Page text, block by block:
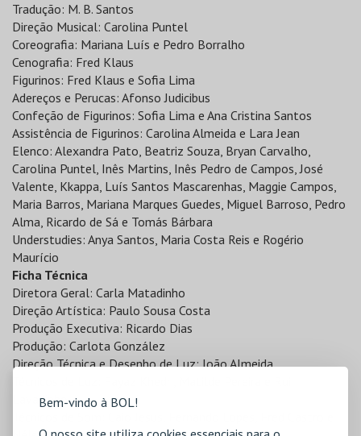
Bem-vindo à BOL!
Tradução: M. B. Santos
Direção Musical: Carolina Puntel
Coreografia: Mariana Luís e Pedro Borralho
Cenografia: Fred Klaus
Figurinos: Fred Klaus e Sofia Lima
Adereços e Perucas: Afonso Judicibus
Confeção de Figurinos: Sofia Lima e Ana Cristina Santos
Assistência de Figurinos: Carolina Almeida e Lara Jean
Elenco: Alexandra Pato, Beatriz Souza, Bryan Carvalho,
Carolina Puntel, Inês Martins, Inês Pedro de Campos, José
Valente, Kkappa, Luís Santos Mascarenhas, Maggie Campos,
Maria Barros, Mariana Marques Guedes, Miguel Barroso, Pedro
Alma, Ricardo de Sá e Tomás Bárbara
Understudies: Anya Santos, Maria Costa Reis e Rogério
Maurício
Ficha Técnica
Diretora Geral: Carla Matadinho
Direção Artística: Paulo Sousa Costa
Produção Executiva: Ricardo Dias
Produção: Carlota González
Direção Técnica e Desenho de Luz: João Almeida
Lavadinho